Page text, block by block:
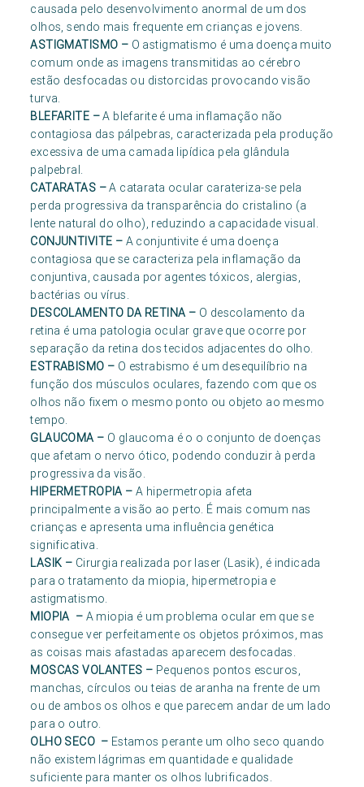
causada pelo desenvolvimento anormal de um dos
olhos, sendo mais frequente em crianças e jovens.
ASTIGMATISMO – O astigmatismo é uma doença muito
comum onde as imagens transmitidas ao cérebro
estão desfocadas ou distorcidas provocando visão
turva.
BLEFARITE –A blefarite é uma inflamação não
contagiosa das pálpebras, caracterizada pela produção
excessiva de uma camada lipídica pela glândula
palpebral.
CATARATAS –A catarata ocular carateriza-se pela
perda progressiva da transparência do cristalino (a
lente natural do olho), reduzindo a capacidade visual.
CONJUNTIVITE – A conjuntivite é uma doença
contagiosa que se caracteriza pela inflamação da
conjuntiva, causada por agentes tóxicos, alergias,
bactérias ou vírus.
DESCOLAMENTO DA RETINA – O descolamento da
retina é uma patologia ocular grave que ocorre por
separação da retina dos tecidos adjacentes do olho.
ESTRABISMO – O estrabismo é um desequilíbrio na
função dos músculos oculares, fazendo com que os
olhos não fixem o mesmo ponto ou objeto ao mesmo
tempo.
GLAUCOMA – O glaucoma é o o conjunto de doenças
que afetam o nervo ótico, podendo conduzir à perda
progressiva da visão.
HIPERMETROPIA –A hipermetropia afeta
principalmente a visão ao perto. É mais comum nas
crianças e apresenta uma influência genética
significativa.
LASIK – Cirurgia realizada por laser (Lasik), é indicada
para o tratamento da miopia, hipermetropia e
astigmatismo.
MIOPIA – A miopia é um problema ocular em que se
consegue ver perfeitamente os objetos próximos, mas
as coisas mais afastadas aparecem desfocadas.
MOSCAS VOLANTES – Pequenos pontos escuros,
manchas, círculos ou teias de aranha na frente de um
ou de ambos os olhos e que parecem andar de um lado
para o outro.
OLHO SECO – Estamos perante um olho seco quando
não existem lágrimas em quantidade e qualidade
suficiente para manter os olhos lubrificados.